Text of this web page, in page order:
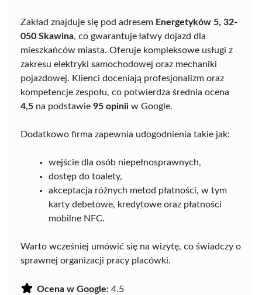
Zakład znajduje się pod adresem Energetyków 5, 32-
050 Skawina, co gwarantuje łatwy dojazd dla
mieszkańców miasta. Oferuje kompleksowe usługi z
zakresu elektryki samochodowej oraz mechaniki
pojazdowej. Klienci doceniają profesjonalizm oraz
kompetencje zespołu, co potwierdza średnia ocena
4,5 na podstawie 95 opinii w Google.
Dodatkowo firma zapewnia udogodnienia takie jak:
wejście dla osób niepełnosprawnych,
dostęp do toalety,
akceptacja różnych metod płatności, w tym
karty debetowe, kredytowe oraz płatności
mobilne NFC.
Warto wcześniej umówić się na wizytę, co świadczy o
sprawnej organizacji pracy placówki.
Ocena w Google: 4.5